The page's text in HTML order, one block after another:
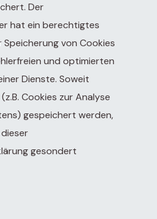
Der
hat ein berechtigtes
von Cookies
und optimierten
Dienste. Soweit
Cookies zur Analyse
gespeichert werden,
gesondert